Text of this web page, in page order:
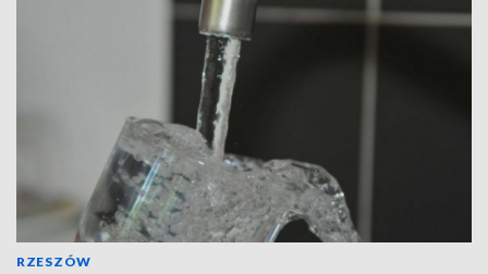
RZESZÓW